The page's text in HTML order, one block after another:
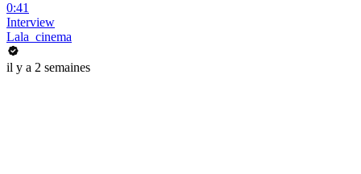
0:41
Interview
Lala_cinema
il y a 2 semaines